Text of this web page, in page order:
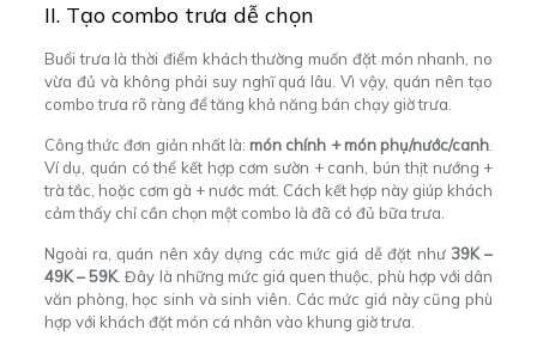
II. Tạo combo trưa dễ chọn
Buổi trưa là thời điểm khách thường muốn đặt món nhanh, no
vừa đủ và không phải suy nghĩ quá lâu. Vì vậy, quán nên tạo
combo trưa rõ ràng để tăng khả năng bán chạy giờ trưa.
Công thức đơn giản nhất là:món chính + món phụ/nước/canh
Ví dụ, quán có thể kết hợp cơm sườn + canh, bún thịt nướng +
trà tắc, hoặc cơm gà + nước mát. Cách kết hợp này giúp khách
cảm thấy chỉ cần chọn một combo là đã có đủ bữa trưa.
Ngoài ra, quán nên xây dựng các mức giá dễ đặt như 39K –
49K – 59K. Đây là những mức giá quen thuộc, phù hợp với dân
văn phòng, học sinh và sinh viên. Các mức giá này cũng phù
hợp với khách đặt món cá nhân vào khung giờ trưa.